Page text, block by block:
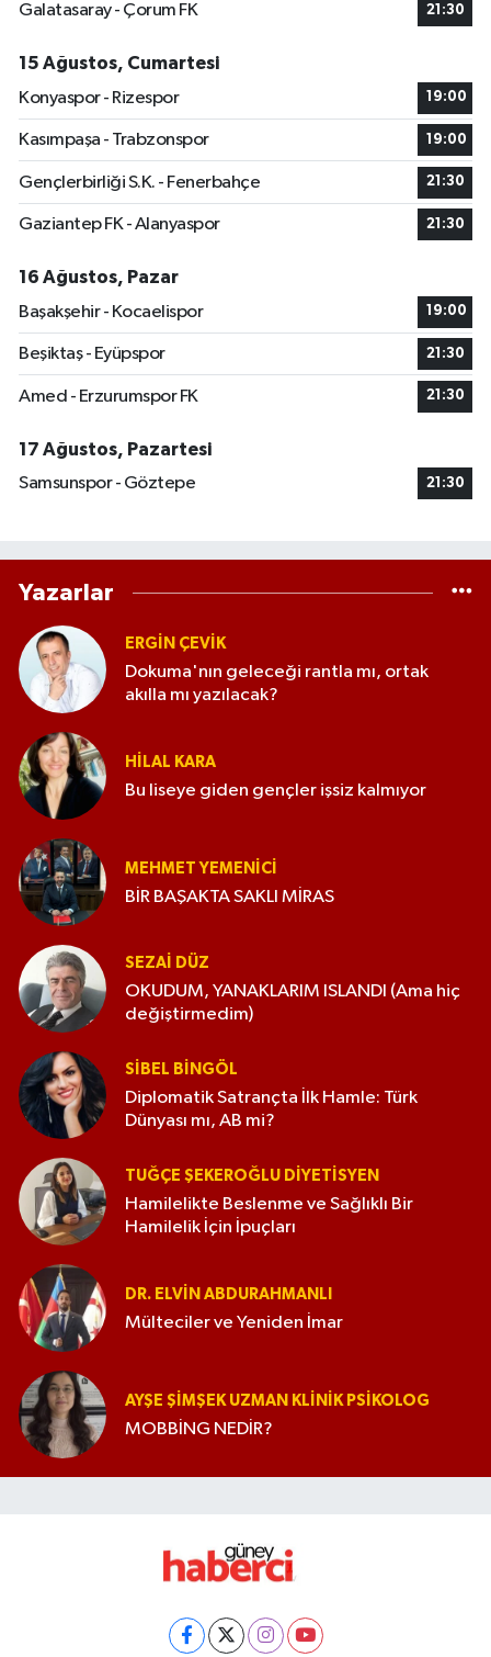
Galatasaray - Çorum FK
21:30
15 Ağustos, Cumartesi
Konyaspor - Rizespor
19:00
Kasımpaşa - Trabzonspor 19:00
Gençlerbirliği S.K. - Fenerbahçe 21:30
Gaziantep FK - Alanyaspor 21:30
16 Ağustos, Pazar
Başakşehir - Kocaelispor
19:00
Beşiktaş - Eyüpspor 21:30
Amed - Erzurumspor FK 21:30
17 Ağustos, Pazartesi
Samsunspor - Göztepe
21:30
Yazarlar
ERGIN ÇEVİK
Dokuma'nın geleceği rantla mı, ortak
akılla mı yazılacak?
HILAL KARA
Bu liseye giden gençler işsiz kalmıyor
MEHMET YEMENICI
BİR BAŞAKTA SAKLI MİRAS
SEZAI DÜZ
OKUDUM, YANAKLARIM ISLANDI (Ama hiç
değiştirmedim)
SIBEL BINGÖL
Diplomatik Satrançta İlk Hamle: Türk
Dünyası mı, AB mi?
TUĞÇE ŞEKEROĞLU DIYETISYEN
Hamilelikte Beslenme ve Sağlıklı Bir
Hamilelik İçin İpuçları
DR. ELVIN ABDURAHMANLI
Mülteciler ve Yeniden İmar
AYŞE ŞIMŞEK UZMAN KLINIK PSIKOLOG
MOBBİNG NEDİR?